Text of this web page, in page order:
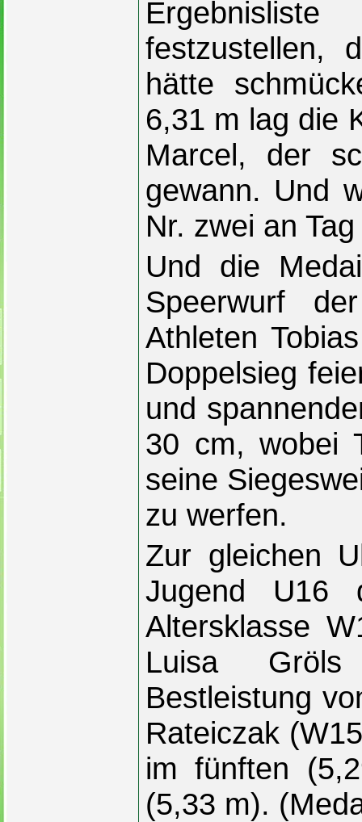
festzustellen,
hätte
6,31 m lag die
Marcel, der
gewann. Und
Nr. zwei an
Und die
Speerwurf
Athleten
Doppelsieg
und
30 cm, wobei
seine
zu werfen.
Zur gleichen
Jugend U16
Altersklasse
Luisa
Bestleistung
Rateiczak
im fünften
(5,33 m).